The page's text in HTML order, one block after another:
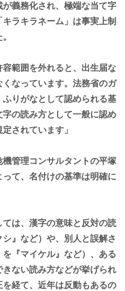
義務化され、極端な当て字
ラキラネーム」は事実上制
容範囲を外れると、出生届な
くなっています。法務省のガ
りがなとして認められる基
の読み方として一般に認め
されています」
管理コンサルタントの平塚
て、名付けの基準は明確に
ては、漢字の意味と反対の読
』など）や、別人と誤解さ
『マイケル』など）、ある
ない読み方などが挙げられ
経て、近年は反動もあるの